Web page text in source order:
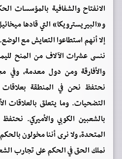
الانفتاح والشفافية بالمؤسسات
و«البيريسترويكا» التي قادها
إلا أنهم استطاعوا التعايش مع
ننسى عشرات الآلاف من المنح
والأفارقة ومن دول معدمة، وفي
نحتفظ نحن في المنطقة
التضحيات. وما يتعلق بالعلاقات
بالشعبين الكوبي والأميركي.
المتحدة، ولا نرى أننا مخولون بالحكم
نملك الحق في الحكم على تجارب